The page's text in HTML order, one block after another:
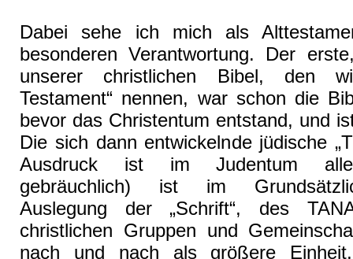
Dabei sehe ich mich als
besonderen Verantwortung. Der
unserer christlichen Bibel, den
Testament“ nennen, war schon die
bevor das Christentum entstand, und
Die sich dann entwickelnde jüdische
Ausdruck ist im Judentum
gebräuchlich) ist im
Auslegung der „Schrift“, des
christlichen Gruppen und
nach und nach als größere